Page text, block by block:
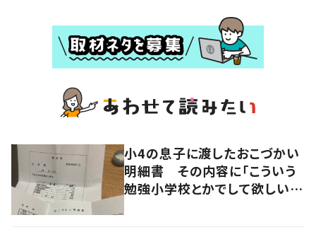
小4の息子に渡したおこづかい
明細書 その内容に「こういう
勉強小学校とかでして欲しい」